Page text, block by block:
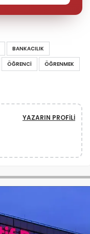
BANKACILIK
ÖĞRENCI
ÖĞRENMEK
YAZARIN PROFILI